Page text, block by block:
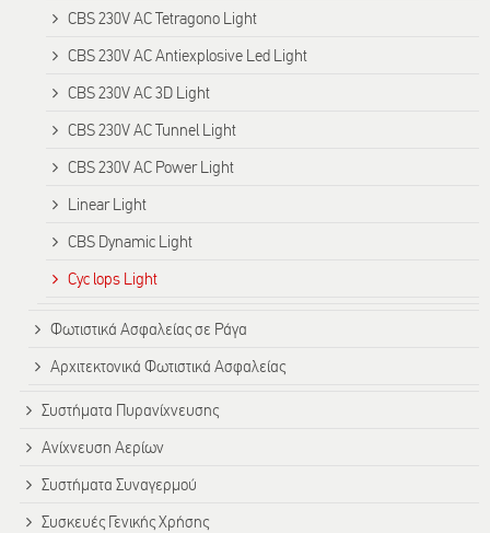
CBS 230V AC Tetragono Light
CBS 230V AC Antiexplosive Led Light
CBS 230V AC 3D Light
CBS 230V AC Tunnel Light
CBS 230V AC Power Light
Linear Light
CBS Dynamic Light
Cyc lops Light
Φωτιστικά Ασφαλείας σε Ράγα
Αρχιτεκτονικά Φωτιστικά Ασφαλείας
Συστήματα Πυρανίχνευσης
Ανίχνευση Αερίων
Συστήματα Συναγερμού
Συσκευές Γενικής Χρήσης